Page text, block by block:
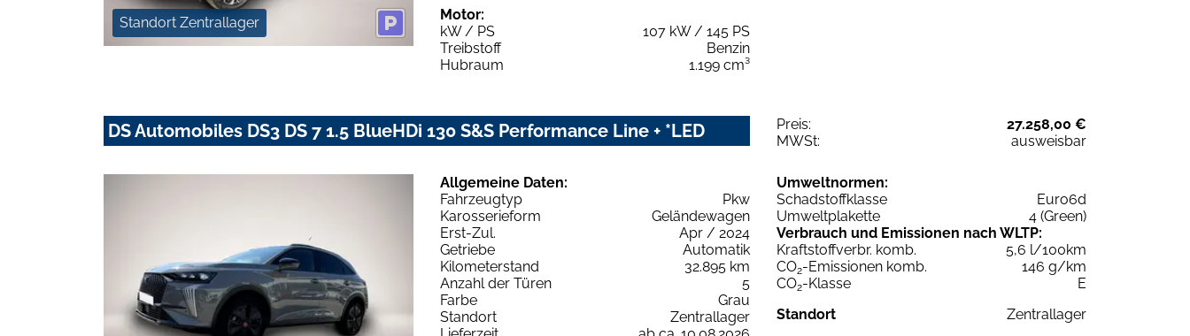
Standort Zentrallager
Motor:
kW / PS
107 kW / 145 PS
Treibstoff
Benzin
Hubraum
1.199 cm³
DS Automobiles DS3 DS 7 1.5 BlueHDi 130 S&S Performance Line + *LED Preis:
27.258,00 €
MWSt:
ausweisbar
Allgemeine Daten:
Fahrzeugtyp
Pkw
Karosserieform
Geländewagen
Erst-Zul.
Apr / 2024
Getriebe
Automatik
Kilometerstand
32.895 km
Anzahl der Türen
5
Farbe
Grau
Standort
Zentrallager
Umweltnormen:
Schadstoffklasse
Euro6d
Umweltplakette
4 (Green)
Verbrauch und Emissionen nach WLTP:
Kraftstoffverbr. komb.
5,6 l/100km
CO2-Emissionen komb.
146 g/km
CO2-Klasse
E
Standort
Zentrallager